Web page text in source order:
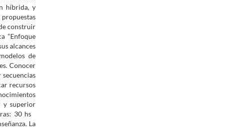
híbrida, y
construir
“Enfoque
alcances
de
Conocer
recursos
y superior
30 hs
La